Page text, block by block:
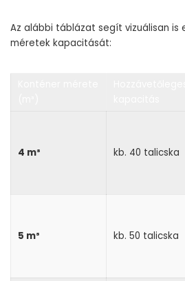
Az alábbi táblázat segít vizuálisan is
méretek kapacitását:
4 m³ kb. 40 talicska
5 m³ kb. 50 talicska